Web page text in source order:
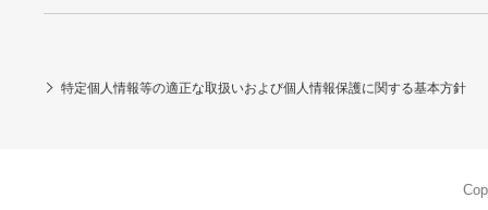
特定個人情報等の適正な取扱いおよび個人情報保護に関する基本方針